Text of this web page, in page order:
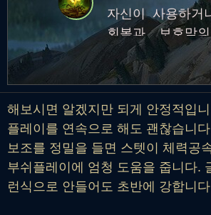
자신이 사용하거
회복과 보호막
5% 강화. 체력이
상에게는 효과가
가
해보시면 알겠지만 되게 안정적입
플레이를 연속으로 해도 괜찮습니
보조를 정밀을 들면 스텟이 체력공
부쉬플레이에 엄청 도움을 줍니다.
런식으로 안들어도 초반에 강합니